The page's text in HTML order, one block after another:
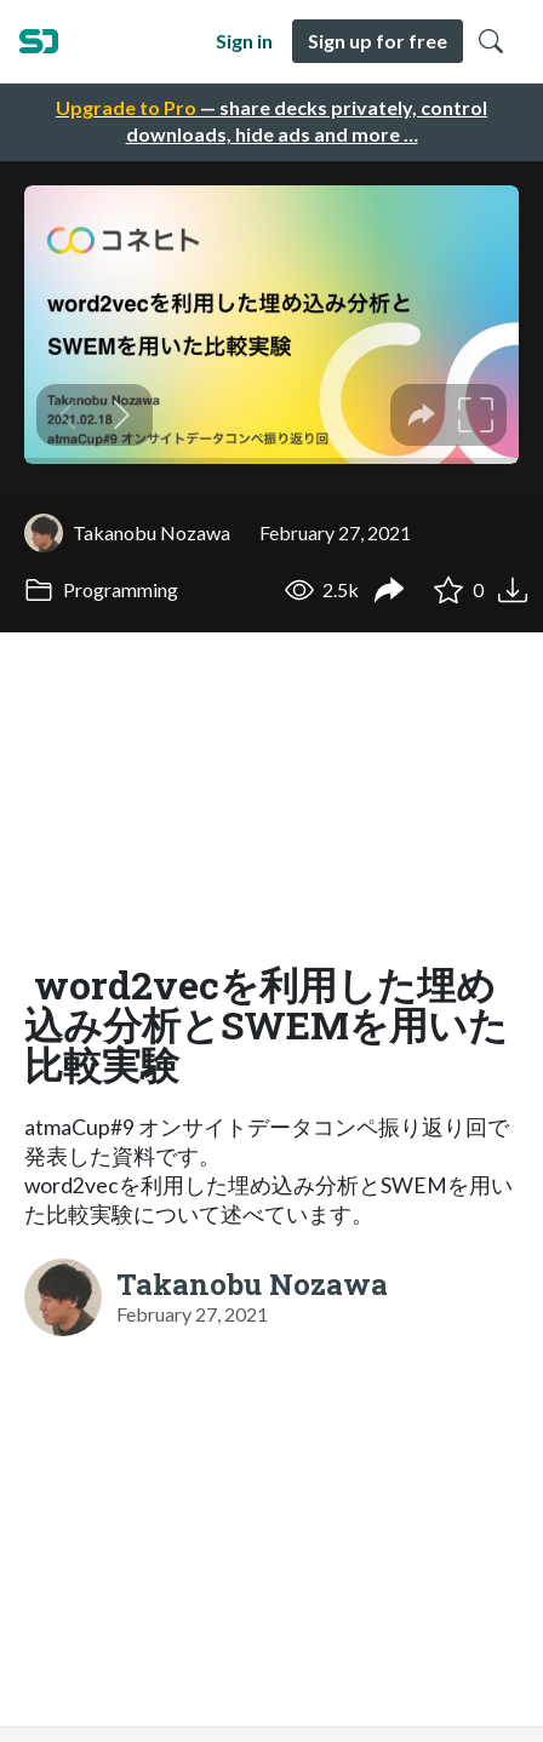
Upgrade to Pro — share decks privately, control
downloads, hide ads and more …
Sign in Sign up for free
Takanobu Nozawa February 27, 2021
Programming 2.5k 0
word2vecを利用した埋め
込み分析とSWEMを用いた
比較実験
atmaCup#9 オンサイトデータコンペ振り返り回で
発表した資料です。
word2vecを利用した埋め込み分析とSWEMを用い
た比較実験について述べています。
Takanobu Nozawa
February 27, 2021